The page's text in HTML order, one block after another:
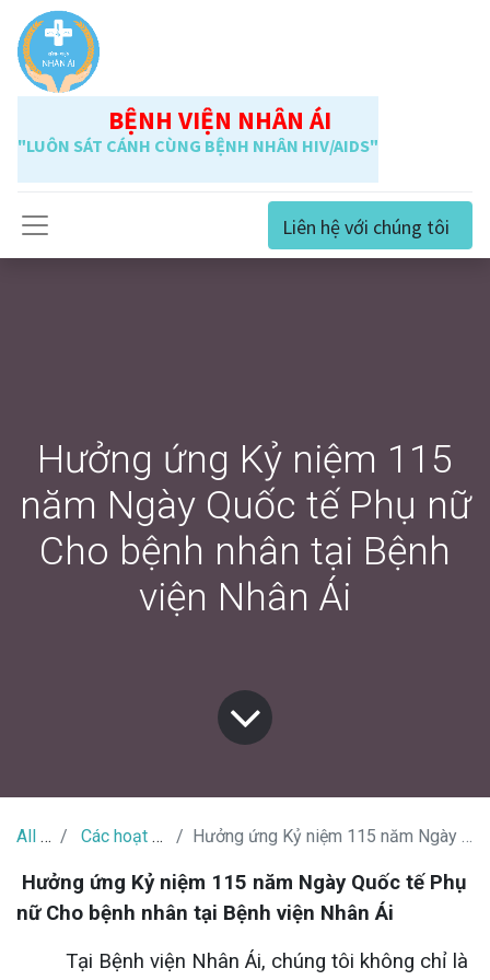
BỆNH VIỆN NHÂN ÁI
"LUÔN SÁT CÁNH CÙNG BỆNH NHÂN HIV/AIDS"
Liên hệ với chúng tôi
Hưởng ứng Kỷ niệm 115
năm Ngày Quốc tế Phụ nữ
Cho bệnh nhân tại Bệnh
viện Nhân Ái
All Tin Tức Các hoạt động của bệnh nhân Hưởng ứng Kỷ niệm 115 năm Ngày Quốc tế Phụ nữ Cho bệnh nhân tại Bệnh viện Nhân Ái
Hưởng ứng Kỷ niệm 115 năm Ngày Quốc tế Phụ
nữ Cho bệnh nhân tại Bệnh viện Nhân Ái
Tại Bệnh viện Nhân Ái, chúng tôi không chỉ là